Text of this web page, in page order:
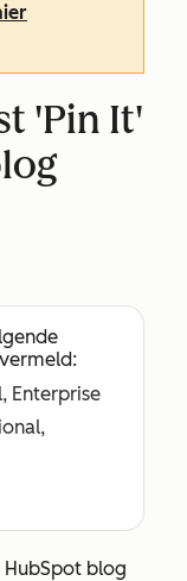
'Pin It'
Enterprise
blog